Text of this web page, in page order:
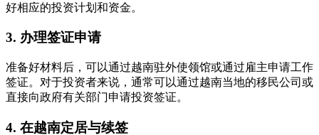
好相应的投资计划和资金。
3. 办理签证申请
准备好材料后，可以通过越南驻外使领馆或通过雇主申请工作
签证。对于投资者来说，通常可以通过越南当地的移民公司或
直接向政府有关部门申请投资签证。
4. 在越南定居与续签